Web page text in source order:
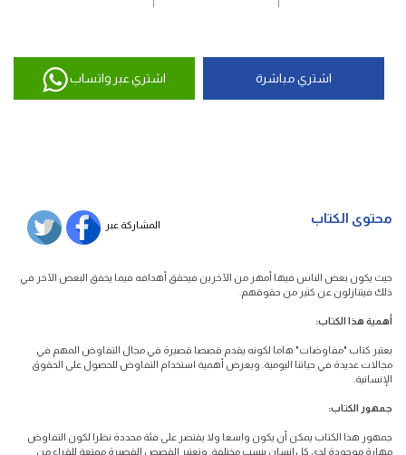
اشتري مباشرة اشتري عبر واتساب
محتوى الكتاب المشاركة عبر
حيث يكون بعض الناس فيها أمهر من الآخرين فيحقق أهدافه فيما يخفق البعض الآخر في
ذلك فيتنازلون عن كثير من حقوقهم.
أهمية هذا الكتاب:
يعتبر كتاب "مفاوضات" هاما لكونه يقدم قصصا قصيرة في مجال التفاوض المهم في
مجالات عديدة في حياتنا اليومية. ويعرض أهمية استخدام التفاوض للحصول على الحقوق
الإنسانية.
جمهور الكتاب:
جمهور هذا الكتاب يمكن أن يكون واسعا ولا يقتصر على فئة محددة نظرا لكون التفاوض
مهارة موجودة لدى كل إنسان بنسب مختلفة. وتعتبر القصص القصيرة ممتعة للقراء من